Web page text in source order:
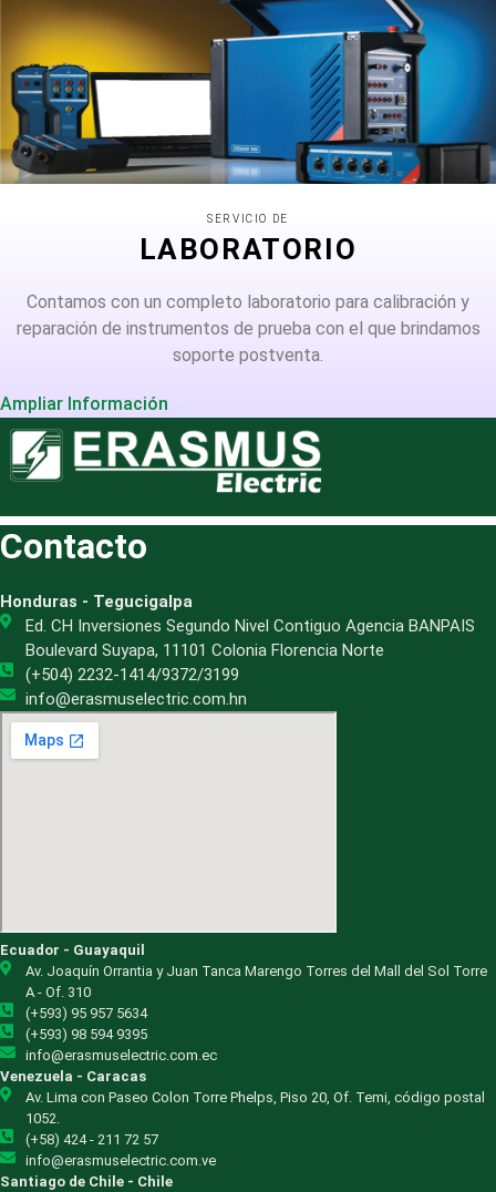
SERVICIO DE
LABORATORIO
Contamos con un completo laboratorio para calibración y
reparación de instrumentos de prueba con el que brindamos
soporte postventa.
Ampliar Información
Contacto
Honduras - Tegucigalpa
Ed. CH Inversiones Segundo Nivel Contiguo Agencia BANPAIS
Boulevard Suyapa, 11101 Colonia Florencia Norte
(+504) 2232-1414/9372/3199
info@erasmuselectric.com.hn
Ecuador - Guayaquil
Av. Joaquín Orrantia y Juan Tanca Marengo Torres del Mall del Sol Torre
A - Of. 310
(+593) 95 957 5634
(+593) 98 594 9395
info@erasmuselectric.com.ec
Venezuela - Caracas
Av. Lima con Paseo Colon Torre Phelps, Piso 20, Of. Temi, código postal
1052.
(+58) 424 - 211 72 57
info@erasmuselectric.com.ve
Santiago de Chile - Chile